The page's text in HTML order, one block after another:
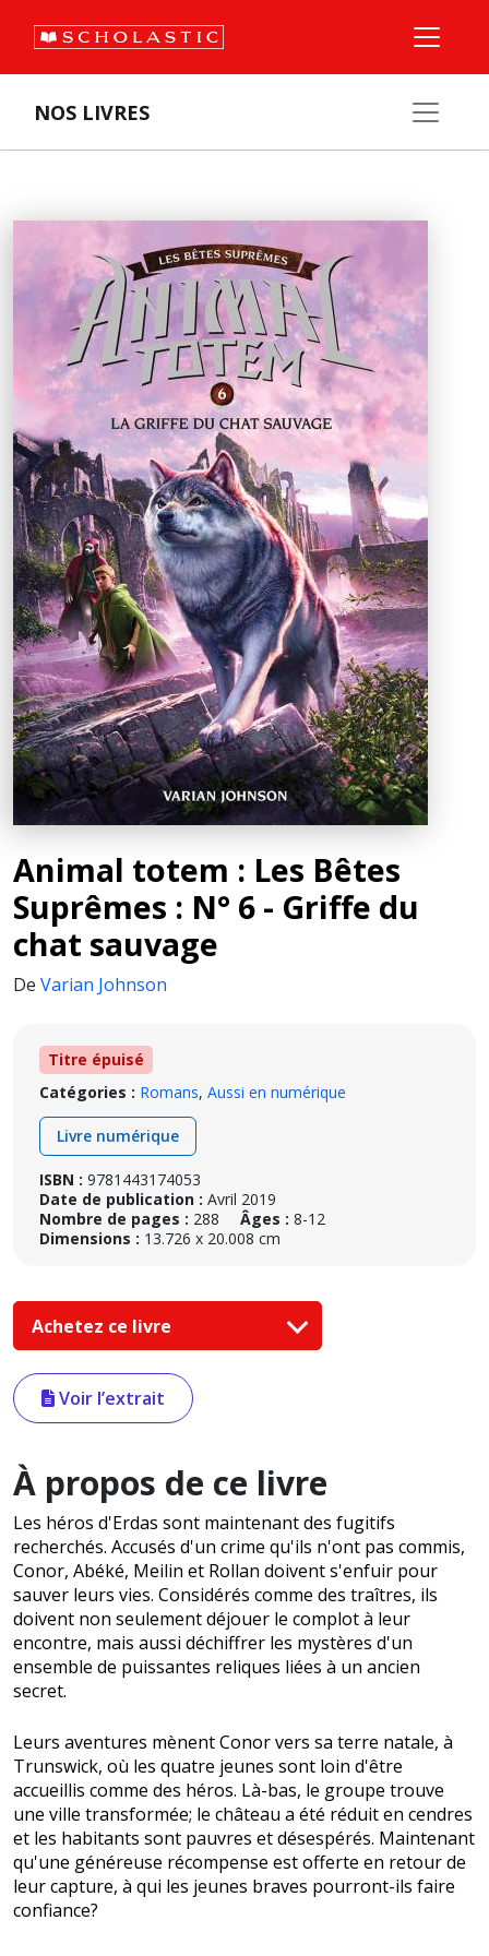
NOS LIVRES
Animal totem : Les Bêtes
Suprêmes : N° 6 - Griffe du
chat sauvage
De Varian Johnson
Titre épuisé
Catégories : Romans, Aussi en numérique
Livre numérique
ISBN : 9781443174053
Date de publication : Avril 2019
Nombre de pages : 288 Âges : 8-12
Dimensions : 13.726 x 20.008 cm
Achetez ce livre
Voir l’extrait
À propos de ce livre
Les héros d'Erdas sont maintenant des fugitifs
recherchés. Accusés d'un crime qu'ils n'ont pas commis,
Conor, Abéké, Meilin et Rollan doivent s'enfuir pour
sauver leurs vies. Considérés comme des traîtres, ils
doivent non seulement déjouer le complot à leur
encontre, mais aussi déchiffrer les mystères d'un
ensemble de puissantes reliques liées à un ancien
secret.
Leurs aventures mènent Conor vers sa terre natale, à
Trunswick, où les quatre jeunes sont loin d'être
accueillis comme des héros. Là-bas, le groupe trouve
une ville transformée; le château a été réduit en cendres
et les habitants sont pauvres et désespérés. Maintenant
qu'une généreuse récompense est offerte en retour de
leur capture, à qui les jeunes braves pourront-ils faire
confiance?